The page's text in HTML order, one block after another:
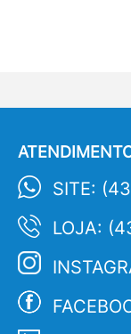
SITE:
LOJA: